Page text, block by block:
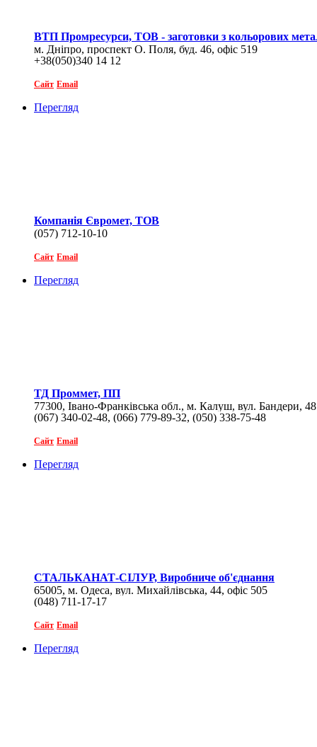
ВТП Промресурси, ТОВ - заготовки з кольорових
м. Дніпро, проспект О. Поля, буд. 46, офіс 519
+38(050)340 14 12
Сайт Email
Перегляд
Компанія Євромет, ТОВ
(057) 712-10-10
Сайт Email
Перегляд
ТД Проммет, ПП
77300, Івано-Франківська обл., м. Калуш, вул. Бандери, 48
(067) 340-02-48, (066) 779-89-32, (050) 338-75-48
Сайт Email
Перегляд
СТАЛЬКАНАТ-СІЛУР, Виробниче об'єднання
65005, м. Одеса, вул. Михайлівська, 44, офіс 505
(048) 711-17-17
Сайт Email
Перегляд